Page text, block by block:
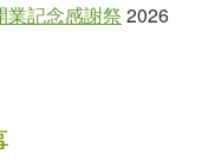
記念感謝祭 2026